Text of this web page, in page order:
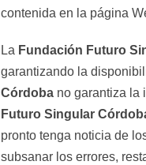
contenida en la página
La Fundación Futuro
garantizando la
Córdoba no garantiza la
Futuro Singular
pronto tenga noticia de
subsanar los errores,